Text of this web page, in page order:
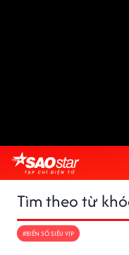
Tìm theo từ
#BIỂN SỐ SIÊU VIP